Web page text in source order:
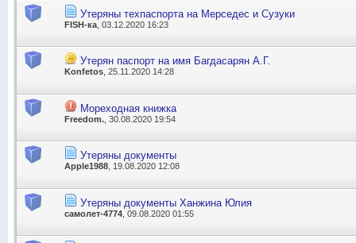
Утеряны техпаспорта на Мерседес и Сузуки
FISH-ка , 03.12.2020 16:23
Утерян паспорт на имя Багдасарян А.Г.
Konfetos, 25.11.2020 14:28
Мореходная книжка
Freedom. , 30.08.2020 19:54
Утеряны документы
Apple1988 , 19.08.2020 12:08
Утеряны документы Ханжина Юлия
самолет-4774 , 09.08.2020 01:55